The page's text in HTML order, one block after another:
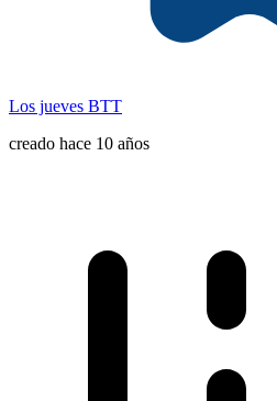
Los jueves BTT
creado hace 10 años